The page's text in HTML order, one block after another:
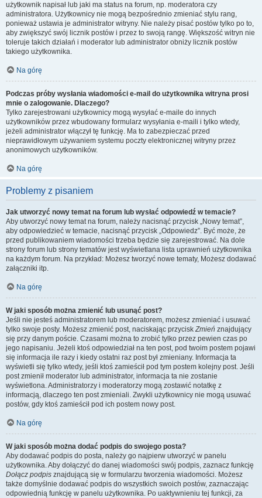
użytkownik napisał lub jaki ma status na forum, np. moderatora czy
administratora. Użytkownicy nie mogą bezpośrednio zmieniać stylu rang,
ponieważ ustawia je administrator witryny. Nie należy pisać postów tylko po to,
aby zwiększyć swój licznik postów i przez to swoją rangę. Większość witryn nie
toleruje takich działań i moderator lub administrator obniży licznik postów
takiego użytkownika.
Na górę
Podczas próby wysłania wiadomości e-mail do użytkownika witryna prosi
mnie o zalogowanie. Dlaczego?
Tylko zarejestrowani użytkownicy mogą wysyłać e-maile do innych
użytkowników przez wbudowany formularz wysyłania e-maili i tylko wtedy,
jeżeli administrator włączył tę funkcję. Ma to zabezpieczać przed
nieprawidłowym używaniem systemu poczty elektronicznej witryny przez
anonimowych użytkowników.
Na górę
Problemy z pisaniem
Jak utworzyć nowy temat na forum lub wysłać odpowiedź w temacie?
Aby utworzyć nowy temat na forum, należy nacisnąć przycisk „Nowy temat”,
aby odpowiedzieć w temacie, nacisnąć przycisk „Odpowiedz”. Być może, że
przed publikowaniem wiadomości trzeba będzie się zarejestrować. Na dole
strony forum lub strony tematów jest wyświetlana lista uprawnień użytkownika
na każdym forum. Na przykład: Możesz tworzyć nowe tematy, Możesz dodawać
załączniki itp.
Na górę
W jaki sposób można zmienić lub usunąć post?
Jeśli nie jesteś administratorem lub moderatorem, możesz zmieniać i usuwać
tylko swoje posty. Możesz zmienić post, naciskając przyciskZmień znajdujący
się przy danym poście. Czasami można to zrobić tylko przez pewien czas po
jego napisaniu. Jeżeli ktoś odpowiedział na ten post, pod twoim postem pojawi
się informacja ile razy i kiedy ostatni raz post był zmieniany. Informacja ta
wyświetli się tylko wtedy, jeśli ktoś zamieścił pod tym postem kolejny post. Jeśli
post zmienił moderator lub administrator, informacja ta nie zostanie
wyświetlona. Administratorzy i moderatorzy mogą zostawić notatkę z
informacją, dlaczego ten post zmieniali. Zwykli użytkownicy nie mogą usuwać
postów, gdy ktoś zamieścił pod ich postem nowy post.
Na górę
W jaki sposób można dodać podpis do swojego posta?
Aby dodawać podpis do posta, należy go najpierw utworzyć w panelu
użytkownika. Aby dołączyć do danej wiadomości swój podpis, zaznacz funkcję
Dołącz podpis znajdującą się w formularzu tworzenia wiadomości. Możesz
także domyślnie dodawać podpis do wszystkich swoich postów, zaznaczając
odpowiednią funkcję w panelu użytkownika. Po uaktywnieniu tej funkcji, za